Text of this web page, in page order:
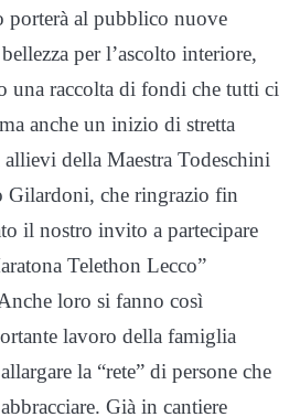
porterà al pubblico nuove
per l’ascolto interiore,
una raccolta di fondi che tutti ci
anche un inizio di stretta
della Maestra Todeschini
Gilardoni, che ringrazio fin
il nostro invito a partecipare
Telethon Lecco”
loro si fanno così
lavoro della famiglia
la “rete” di persone che
Già in cantiere